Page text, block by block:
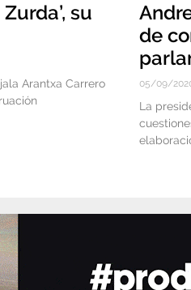
su
Arantxa Carrero
de
05/09/
La